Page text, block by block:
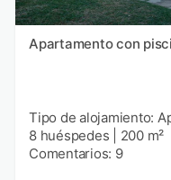
Apartamento con
Tipo de alojamiento:
8 huéspedes
200 m²
Comentarios: 9